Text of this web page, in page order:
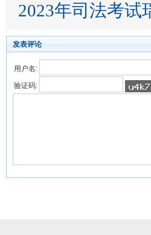
2023年司法考试
发表评论
用户名:
验证码: